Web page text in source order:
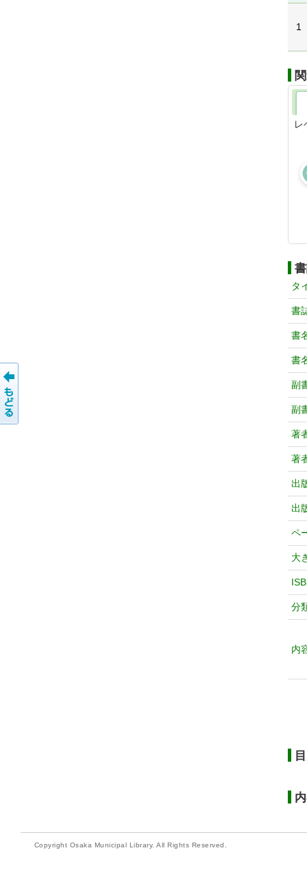
1
タ
書
書
書
副
副
著
著
出
出
ペ
大
分
内
Copyright Osaka Municipal Library. All Rights Reserved.